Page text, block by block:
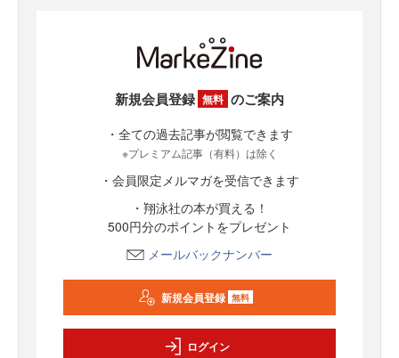
新規会員登録 無料 のご案内
・全ての過去記事が閲覧できます
※プレミアム記事（有料）は除く
・会員限定メルマガを受信できます
・翔泳社の本が買える！
500円分のポイントをプレゼント
メールバックナンバー
新規会員登録 無料
ログイン